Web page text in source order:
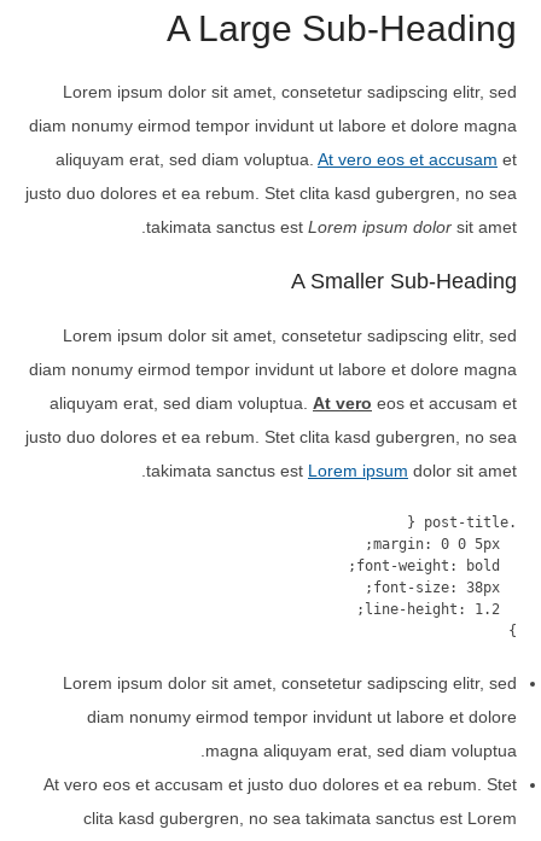
A Large Sub-Heading
Lorem ipsum dolor sit amet, consetetur sadipscing elitr, sed
diam nonumy eirmod tempor invidunt ut labore et dolore magna
aliquyam erat, sed diam voluptua. At vero eos et accusam et
justo duo dolores et ea rebum. Stet clita kasd gubergren, no sea
takimata sanctus est Lorem ipsum dolor sit amet.
A Smaller Sub-Heading
Lorem ipsum dolor sit amet, consetetur sadipscing elitr, sed
diam nonumy eirmod tempor invidunt ut labore et dolore magna
aliquyam erat, sed diam voluptua. At vero eos et accusam et
justo duo dolores et ea rebum. Stet clita kasd gubergren, no sea
takimata sanctus est Lorem ipsum dolor sit amet.
}
Lorem ipsum dolor sit amet, consetetur sadipscing elitr, sed
diam nonumy eirmod tempor invidunt ut labore et dolore
magna aliquyam erat, sed diam voluptua.
At vero eos et accusam et justo duo dolores et ea rebum. Stet
clita kasd gubergren, no sea takimata sanctus est Lorem